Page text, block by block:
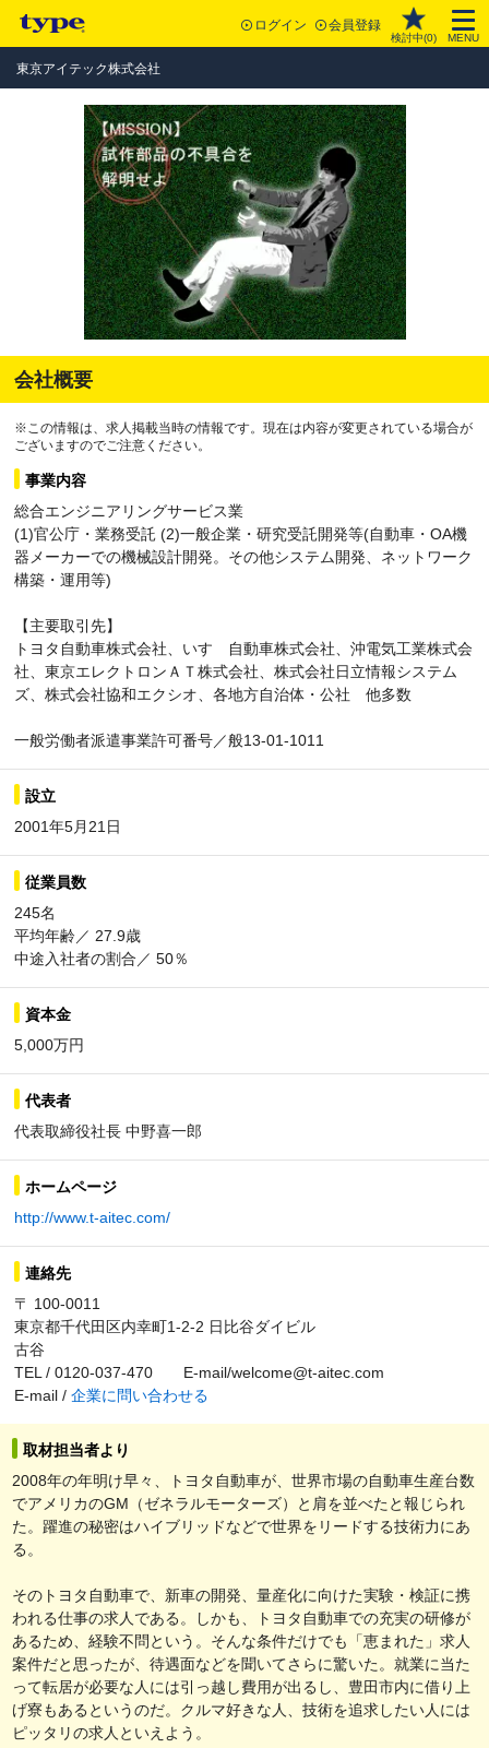
ログイン 会員登録
検討中(0) MENU
東京アイテック株式会社
会社概要
※この情報は、求人掲載当時の情報です。現在は内容が変更されている場合が
ございますのでご注意ください。
事業内容
総合エンジニアリングサービス業
(1)官公庁・業務受託 (2)一般企業・研究受託開発等(自動車・OA機
器メーカーでの機械設計開発。その他システム開発、ネットワーク
構築・運用等)
【主要取引先】
トヨタ自動車株式会社、いすゞ自動車株式会社、沖電気工業株式会
社、東京エレクトロンＡＴ株式会社、株式会社日立情報システム
ズ、株式会社協和エクシオ、各地方自治体・公社 他多数
一般労働者派遣事業許可番号／般13-01-1011
設立
2001年5月21日
従業員数
245名
平均年齢／ 27.9歳
中途入社者の割合／ 50％
資本金
5,000万円
代表者
代表取締役社長 中野喜一郎
ホームページ
http://www.t-aitec.com/
連絡先
〒 100-0011
東京都千代田区内幸町1-2-2 日比谷ダイビル
古谷
TEL / 0120-037-470 E-mail/welcome@t-aitec.com
E-mail / 企業に問い合わせる
取材担当者より
2008年の年明け早々、トヨタ自動車が、世界市場の自動車生産台数
でアメリカのGM（ゼネラルモーターズ）と肩を並べたと報じられ
た。躍進の秘密はハイブリッドなどで世界をリードする技術力にあ
る。
そのトヨタ自動車で、新車の開発、量産化に向けた実験・検証に携
われる仕事の求人である。しかも、トヨタ自動車での充実の研修が
あるため、経験不問という。そんな条件だけでも「恵まれた」求人
案件だと思ったが、待遇面などを聞いてさらに驚いた。就業に当た
って転居が必要な人には引っ越し費用が出るし、豊田市内に借り上
げ寮もあるというのだ。クルマ好きな人、技術を追求したい人には
ピッタリの求人といえよう。